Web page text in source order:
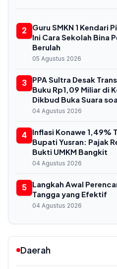
2
Guru SMKN 1 Kendari
Ini Cara Sekolah Bina
Berulah
05 Agustus 2026
3
PPA Sultra Desak
Buku Rp1,09 Miliar di
Dikbud Buka Suara
04 Agustus 2026
4
Inflasi Konawe 1,49%
Bupati Yusran: Pajak
Bukti UMKM Bangkit
04 Agustus 2026
5
Langkah Awal
Tangga yang Efektif
04 Agustus 2026
Daerah